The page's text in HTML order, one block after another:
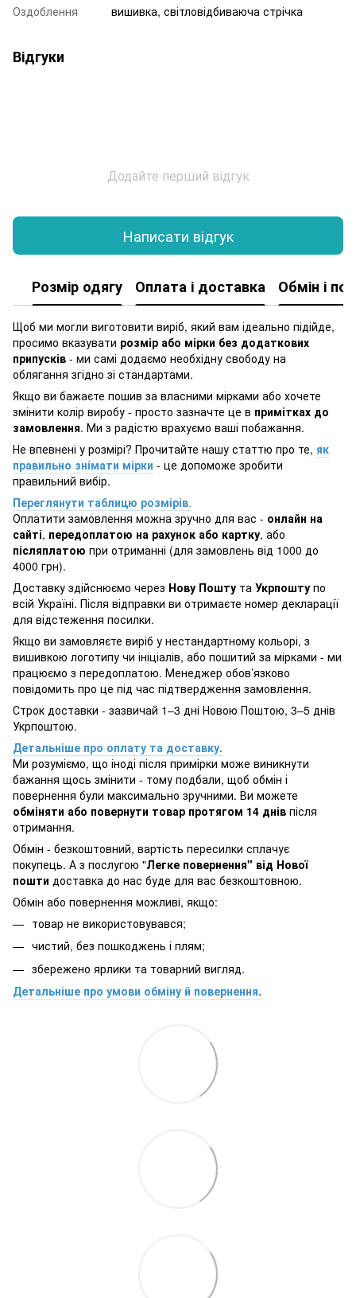
Оздоблення
вишивка, світловідбиваюча стрічка
Відгуки
Додайте перший відгук
Написати відгук
Розмір одягу Оплата і доставка Обмін і
Щоб ми могли виготовити виріб, який вам ідеально підійде,
просимо вказувати розмір або мірки без додаткових
припусків - ми самі додаємо необхідну свободу на
облягання згідно зі стандартами.
Якщо ви бажаєте пошив за власними мірками або хочете
змінити колір виробу - просто зазначте це в примітках до
замовлення. Ми з радістю врахуємо ваші побажання.
Не впевнені у розмірі? Прочитайте нашу статтю про те, як
правильно знімати мірки - це допоможе зробити
правильний вибір.
Переглянути таблицю розмірів.
Оплатити замовлення можна зручно для вас - онлайн на
сайті, передоплатою на рахунок або картку, або
післяплатою при отриманні (для замовлень від 1000 до
4000 грн).
Доставку здійснюємо через Нову Пошту та Укрпошту по
всій Україні. Після відправки ви отримаєте номер декларації
для відстеження посилки.
Якщо ви замовляєте виріб у нестандартному кольорі, з
вишивкою логотипу чи ініціалів, або пошитий за мірками - ми
працюємо з передоплатою. Менеджер обов’язково
повідомить про це під час підтвердження замовлення.
Строк доставки - зазвичай 1–3 дні Новою Поштою, 3–5 днів
Укрпоштою.
Детальніше про оплату та доставку.
Ми розуміємо, що іноді після примірки може виникнути
бажання щось змінити - тому подбали, щоб обмін і
повернення були максимально зручними. Ви можете
обміняти або повернути товар протягом 14 днів після
отримання.
Обмін - безкоштовний, вартість пересилки сплачує
покупець. А з послугою "Легке повернення" від Нової
пошти доставка до нас буде для вас безкоштовною.
Обмін або повернення можливі, якщо:
товар не використовувався;
чистий, без пошкоджень і плям;
збережено ярлики та товарний вигляд.
Детальніше про умови обміну й повернення.